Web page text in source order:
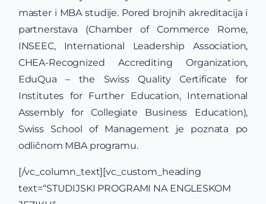
master i MBA studije. Pored brojnih akreditacija i
partnerstava (Chamber of Commerce Rome,
INSEEC, International Leadership Association,
CHEA-Recognized Accrediting Organization,
EduQua – the Swiss Quality Certificate for
Institutes for Further Education, International
Assembly for Collegiate Business Education),
Swiss School of Management je poznata po
odličnom MBA programu.
[/vc_column_text][vc_custom_heading
text=“STUDIJSKI PROGRAMI NA ENGLESKOM